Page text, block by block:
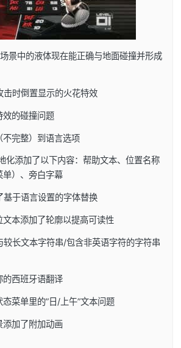
景中的液体现在能正确与地面碰撞并形成
时倒置显示的火花特效
效的碰撞问题
完整）到语言选项
化添加了以下内容：帮助文本、位置名称
单）、旁白字幕
基于语言设置的字体替换
本添加了轮廓以提高可读性
较长文本字符串/包含非英语字符的字符串
的西班牙语翻译
菜单里的”日/上午”文本问题
添加了附加动画